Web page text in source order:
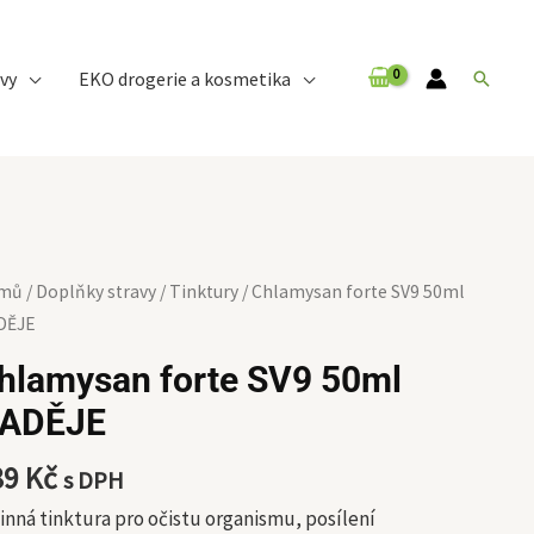
EKO drogerie a kosmetika Hledat
/ Doplňky stravy/ Tinktury/ Chlamysan forte SV9 50ml
forte SV9 50ml
Kčs DPH
tinktura pro očistu organismu, posílení